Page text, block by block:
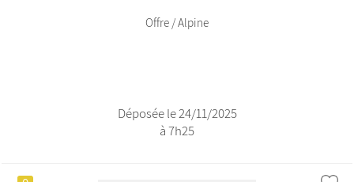
Offre / Alpine
Déposée le 24/11/2025
à 7h25